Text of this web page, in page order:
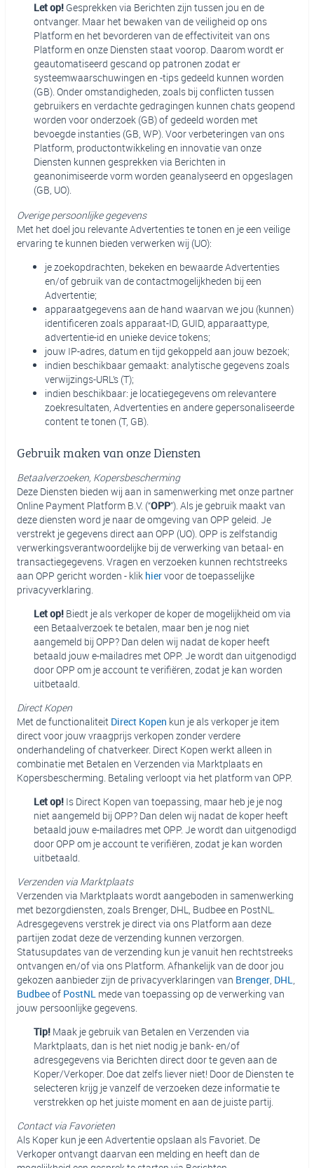
Let op! Gesprekken via Berichten zijn tussen jou en de
ontvanger. Maar het bewaken van de veiligheid op ons
Platform en het bevorderen van de effectiviteit van ons
Platform en onze Diensten staat voorop. Daarom wordt er
geautomatiseerd gescand op patronen zodat er
systeemwaarschuwingen en -tips gedeeld kunnen worden
(GB). Onder omstandigheden, zoals bij conflicten tussen
gebruikers en verdachte gedragingen kunnen chats geopend
worden voor onderzoek (GB) of gedeeld worden met
bevoegde instanties (GB, WP). Voor verbeteringen van ons
Platform, productontwikkeling en innovatie van onze
Diensten kunnen gesprekken via Berichten in
geanonimiseerde vorm worden geanalyseerd en opgeslagen
(GB, UO).
Overige persoonlijke gegevens
Met het doel jou relevante Advertenties te tonen en je een veilige
ervaring te kunnen bieden verwerken wij (UO):
je zoekopdrachten, bekeken en bewaarde Advertenties
en/of gebruik van de contactmogelijkheden bij een
Advertentie;
apparaatgegevens aan de hand waarvan we jou (kunnen)
identificeren zoals apparaat-ID, GUID, apparaattype,
advertentie-id en unieke device tokens;
jouw IP-adres, datum en tijd gekoppeld aan jouw bezoek;
indien beschikbaar gemaakt: analytische gegevens zoals
verwijzings-URL’s (T);
indien beschikbaar: je locatiegegevens om relevantere
zoekresultaten, Advertenties en andere gepersonaliseerde
content te tonen (T, GB).
Gebruik maken van onze Diensten
Betaalverzoeken, Kopersbescherming
Deze Diensten bieden wij aan in samenwerking met onze partner
Online Payment Platform B.V. (“OPP”). Als je gebruik maakt van
deze diensten word je naar de omgeving van OPP geleid. Je
verstrekt je gegevens direct aan OPP (UO). OPP is zelfstandig
verwerkingsverantwoordelijke bij de verwerking van betaal- en
transactiegegevens. Vragen en verzoeken kunnen rechtstreeks
aan OPP gericht worden - klik hiervoor de toepasselijke
privacyverklaring.
Let op! Biedt je als verkoper de koper de mogelijkheid om via
een Betaalverzoek te betalen, maar ben je nog niet
aangemeld bij OPP? Dan delen wij nadat de koper heeft
betaald jouw e-mailadres met OPP. Je wordt dan uitgenodigd
door OPP om je account te verifiëren, zodat je kan worden
uitbetaald.
Direct Kopen
Met de functionaliteit Direct Kopen kun je als verkoper je item
direct voor jouw vraagprijs verkopen zonder verdere
onderhandeling of chatverkeer. Direct Kopen werkt alleen in
combinatie met Betalen en Verzenden via Marktplaats en
Kopersbescherming. Betaling verloopt via het platform van OPP.
Let op! Is Direct Kopen van toepassing, maar heb je je nog
niet aangemeld bij OPP? Dan delen wij nadat de koper heeft
betaald jouw e-mailadres met OPP. Je wordt dan uitgenodigd
door OPP om je account te verifiëren, zodat je kan worden
uitbetaald.
Verzenden via Marktplaats
Verzenden via Marktplaats wordt aangeboden in samenwerking
met bezorgdiensten, zoals Brenger, DHL, Budbee en PostNL.
Adresgegevens verstrek je direct via ons Platform aan deze
partijen zodat deze de verzending kunnen verzorgen.
Statusupdates van de verzending kun je vanuit hen rechtstreeks
ontvangen en/of via ons Platform. Afhankelijk van de door jou
gekozen aanbieder zijn de privacyverklaringen van Brenger, DHL,
Budbeeof PostNL mede van toepassing op de verwerking van
jouw persoonlijke gegevens.
Tip! Maak je gebruik van Betalen en Verzenden via
Marktplaats, dan is het niet nodig je bank- en/of
adresgegevens via Berichten direct door te geven aan de
Koper/Verkoper. Doe dat zelfs liever niet! Door de Diensten te
selecteren krijg je vanzelf de verzoeken deze informatie te
verstrekken op het juiste moment en aan de juiste partij.
Contact via Favorieten
Als Koper kun je een Advertentie opslaan als Favoriet. De
Verkoper ontvangt daarvan een melding en heeft dan de